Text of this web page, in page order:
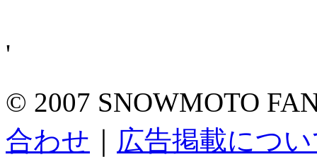
'
© 2007 SNOWMOTO
合わせ
広告掲載につ